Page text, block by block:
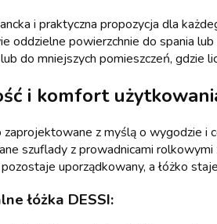
i praktyczna propozycja dla
oddzielne powierzchnie do spania
do mniejszych pomieszczeń, gdzie
i komfort
zaprojektowane z myślą o wygodzie
szuflady z prowadnicami
uporządkowany, a łóżko
łóżka DESSI: